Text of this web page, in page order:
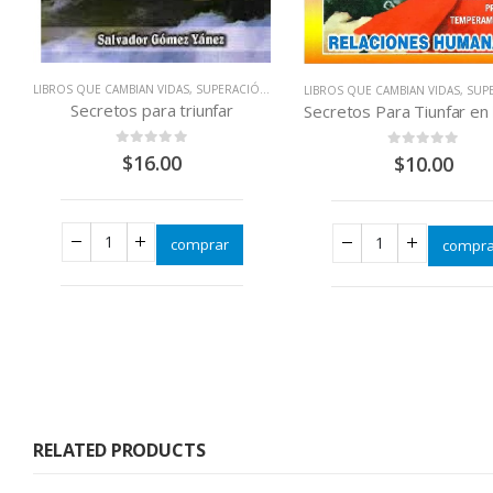
LIBROS QUE CAMBIAN VIDAS, SUPERACIÓN PERSONAL
Secretos para triunfar
out of 5
$16.00
comprar
LIBROS QUE CAMBIAN VIDAS,
out of 5
$10.00
RELATED PRODUCTS